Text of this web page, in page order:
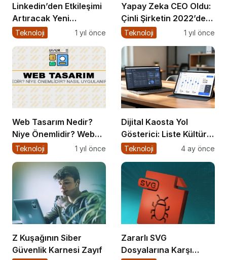
Linkedin’den Etkileşimi
Artıracak Yeni
Güncelleme
Teknoloji 1 yıl önce
Yapay Zeka CEO Oldu:
Çinli Şirketin 2022’de
Attığı Adım Yeniden
Teknoloji 1 yıl önce
Web Tasarım Nedir?
Niye Önemlidir? Web
Tasarım Nasıl Yapılır?
Teknoloji 1 yıl önce
Dijital Kaosta Yol
Gösterici: Liste Kültürü
ve İnteraktif
Teknoloji 4 ay önce
Z Kuşağının Siber
Güvenlik Karnesi Zayıf
Zararlı SVG
Dosyalarına Karşı